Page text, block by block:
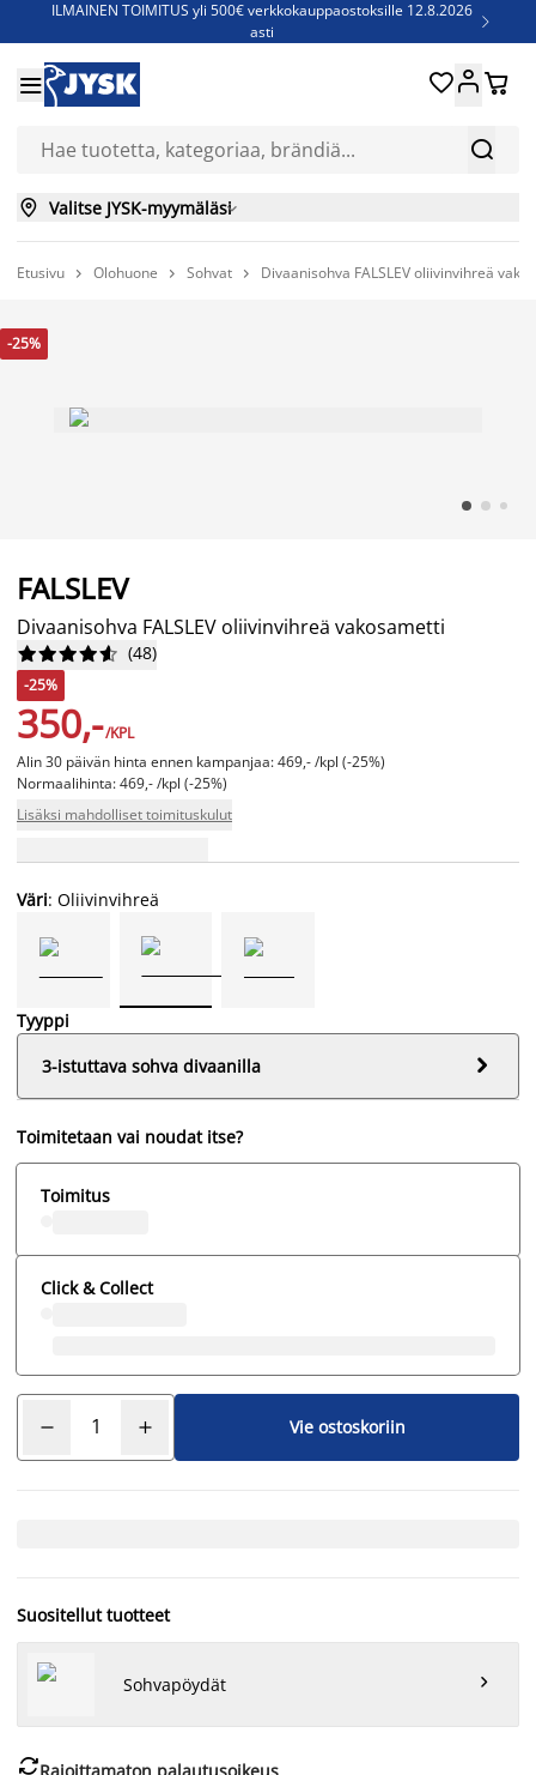
ILMAINEN TOIMITUS yli 500€ verkkokauppaostoksille 12.8.2026
asti

Jenkkisänkyjä - Säästä jopa 60%


 
 Valitse JYSK-myymäläsi
Etusivu  Olohuone  Sohvat  Divaanisohva FALSLEV oliivinvihreä
-25%
FALSLEV
Divaanisohva FALSLEV oliivinvihreä vakosametti





 (48)
-25%
350,-/KPL
Alin 30 päivän hinta ennen kampanjaa: 469,- /kpl (-25%)
Normaalihinta: 469,- /kpl (-25%)
Lisäksi mahdolliset toimituskulut
Väri: Oliivinvihreä
Tyyppi
3-istuttava sohva divaanilla

Toimitetaan vai noudat itse?
Toimitus
Click & Collect
Vie ostoskoriin
Suositellut tuotteet
Sohvapöydät 
